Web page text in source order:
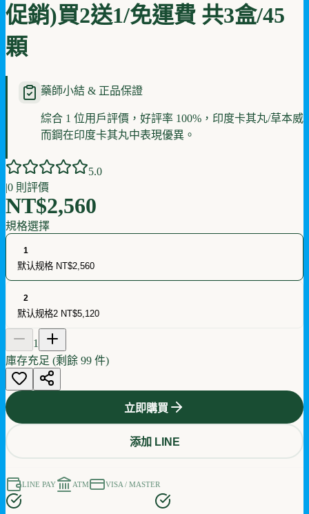
促銷)買2送1/免運費 共3盒/45
顆
藥師小結 & 正品保證
綜合 1 位用戶評價，好評率 100%，印度卡其丸/草本威
而鋼在印度卡其丸中表現優異。
5.0
|0 則評價
NT$2,560
規格選擇
1
默认规格 NT$2,560
2
默认规格2 NT$5,120
1
庫存充足 (剩餘 99 件)
立即購買
添加 LINE
LINE PAY ATM VISA / MASTER